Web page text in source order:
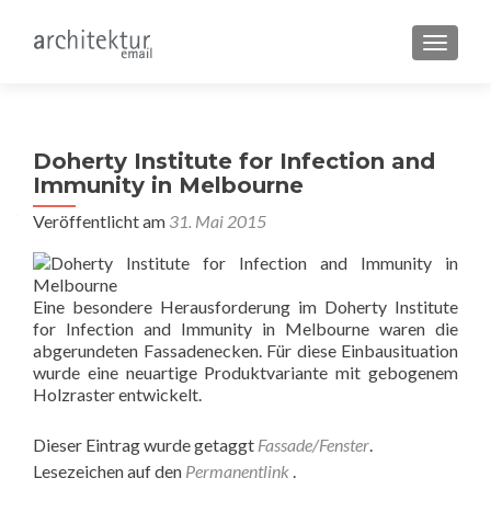
Doherty Institute for Infection and
Immunity in Melbourne
Veröffentlicht am 31. Mai 2015
Eine besondere Herausforderung im Doherty Institute
for Infection and Immunity in Melbourne waren die
abgerundeten Fassadenecken. Für diese Einbausituation
wurde eine neuartige Produktvariante mit gebogenem
Holzraster entwickelt.
Dieser Eintrag wurde getaggt Fassade/Fenster.
Lesezeichen auf den Permanentlink .